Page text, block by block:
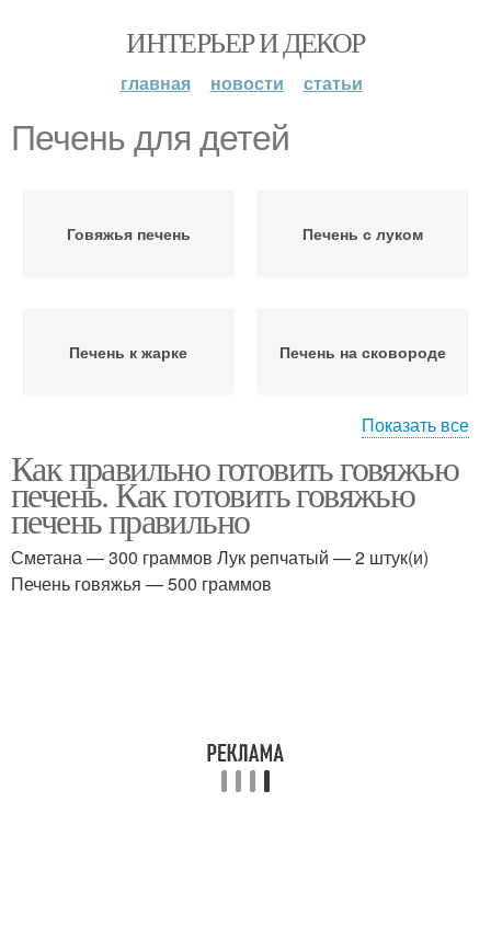
ИНТЕРЬЕР И ДЕКОР
главная новости статьи
Печень для детей
Говяжья печень Печень с луком
Печень к жарке Печень на сковороде
Свиная печень Печень с овощами
Печень с подливой
Показать все
Как правильно готовить говяжью
печень. Как готовить говяжью
печень правильно
Сметана — 300 граммов Лук репчатый — 2 штук(и)
Печень говяжья — 500 граммов